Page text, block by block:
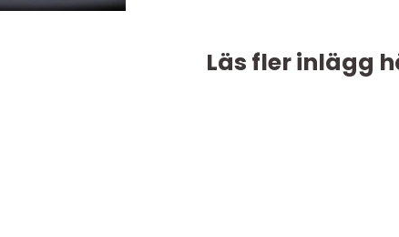
Läs fler inlägg